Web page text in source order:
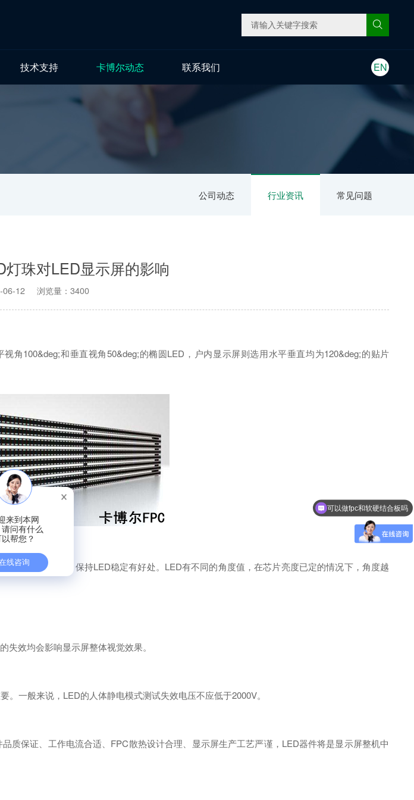
技术支持 卡博尔动态 联系我们 EN
公司动态 行业资讯 常见问题
珠对LED显示屏的影响
06-12 浏览量：3400
角100&deg;和垂直视角50&deg;的椭圆LED，户内显示屏则选用水平垂直均为120&deg;的贴片
，对节省耗电、保持LED稳定有好处。LED有不同的角度值，在芯片亮度已定的情况下，角度越
效均会影响显示屏整体视觉效果。
一般来说，LED的人体静电模式测试失效电压不应低于2000V。
质保证、工作电流合适、FPC散热设计合理、显示屏生产工艺严谨，LED器件将是显示屏整机中
可以做fpc和软硬结合板吗
来到本网
问有什么
帮您？
线咨询